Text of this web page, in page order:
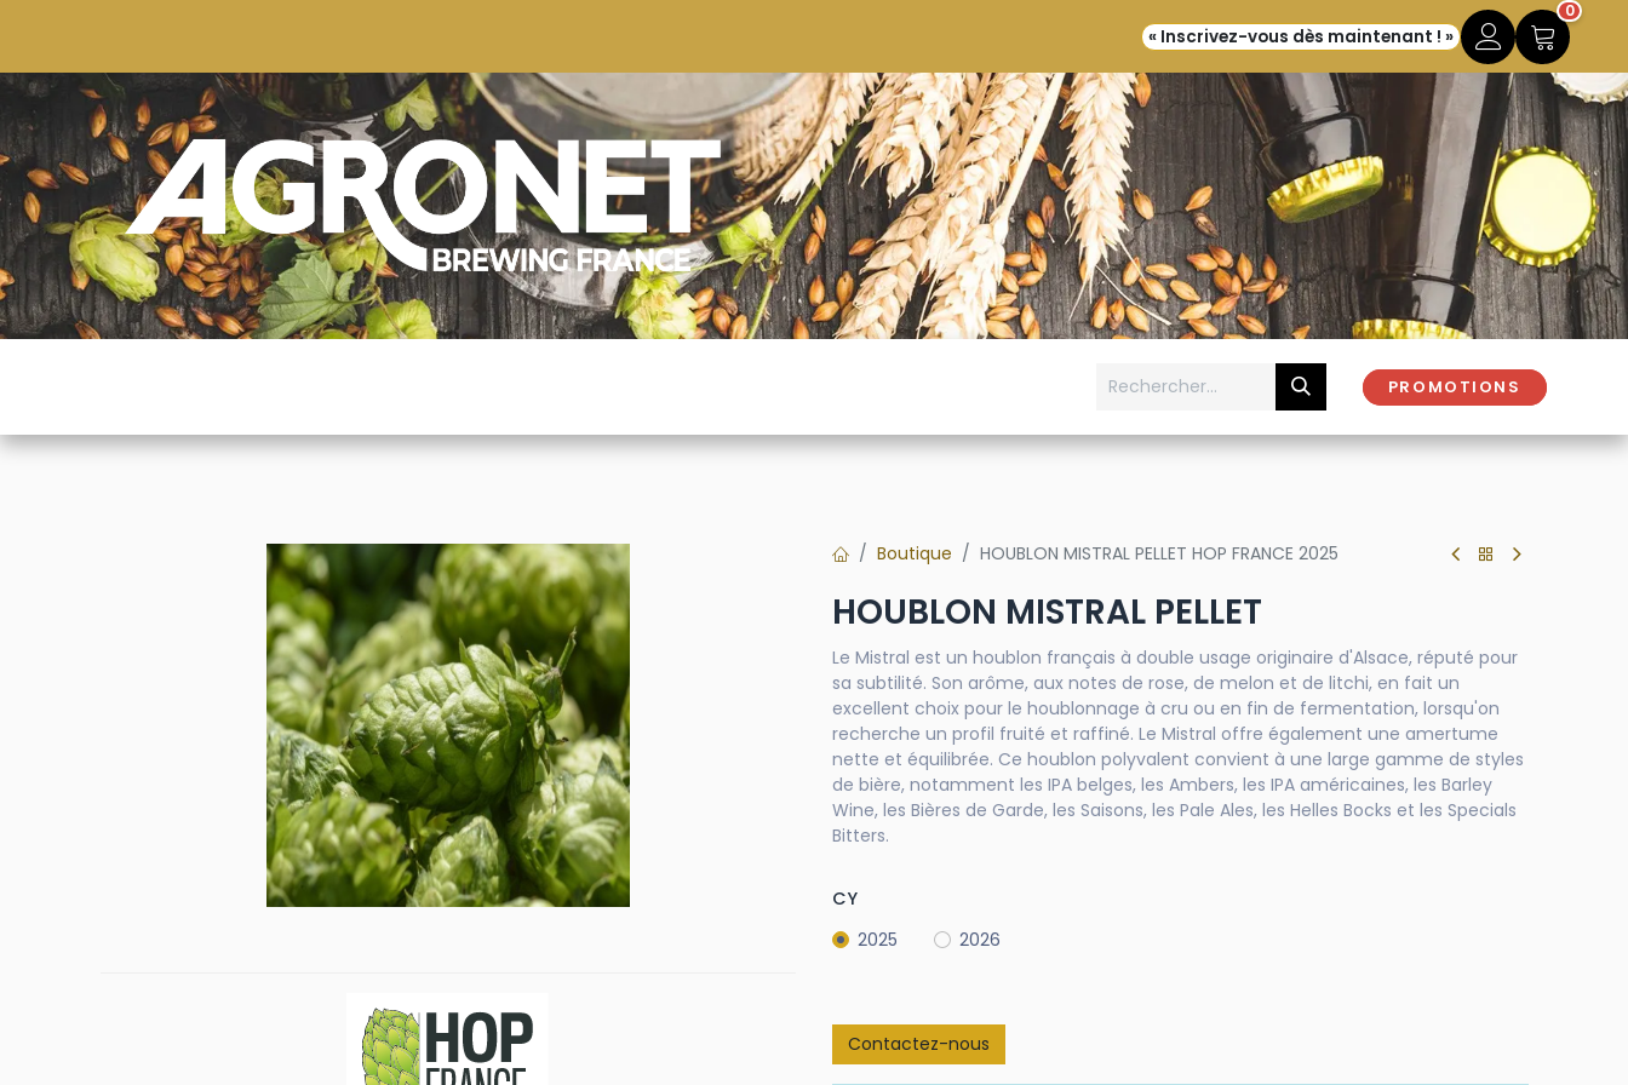
« Inscrivez-vous dès maintenant ! »
0
PROMOTIONS
Boutique HOUBLON MISTRAL PELLET HOP FRANCE 2025
HOUBLON MISTRAL PELLET
Le Mistral est un houblon français à double usage originaire d'Alsace, réputé pour
sa subtilité. Son arôme, aux notes de rose, de melon et de litchi, en fait un
excellent choix pour le houblonnage à cru ou en fin de fermentation, lorsqu'on
recherche un profil fruité et raffiné. Le Mistral offre également une amertume
nette et équilibrée. Ce houblon polyvalent convient à une large gamme de styles
de bière, notamment les IPA belges, les Ambers, les IPA américaines, les Barley
Wine, les Bières de Garde, les Saisons, les Pale Ales, les Helles Bocks et les Specials
Bitters.
CY
2025
2026
Contactez-nous